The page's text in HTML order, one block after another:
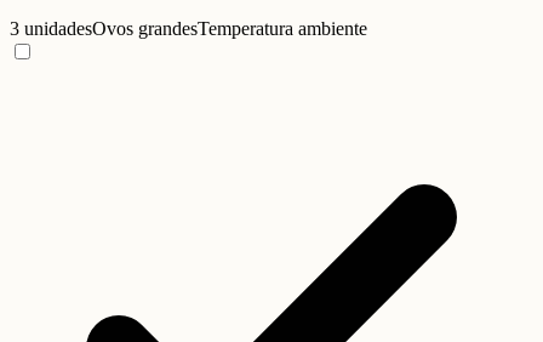
3 unidadesOvos grandesTemperatura ambiente